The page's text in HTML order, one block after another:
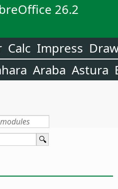
26.2
Calc Impress
Araba Astura